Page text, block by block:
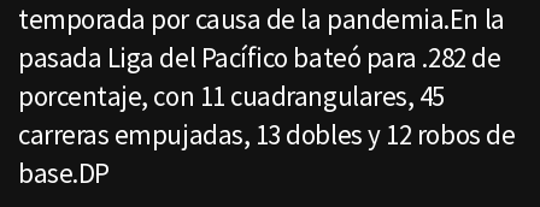
temporada por causa de la pandemia.En la
pasada Liga del Pacífico bateó para .282 de
porcentaje, con 11 cuadrangulares, 45
carreras empujadas, 13 dobles y 12 robos de
base.DP